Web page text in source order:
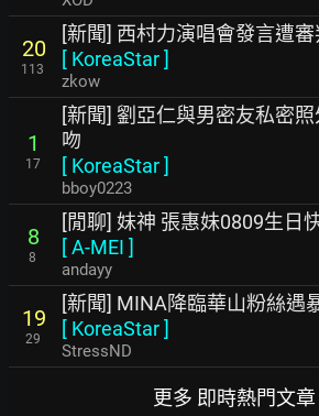
20
113
[新聞] 西村力演唱會發言遭審
[ KoreaStar]
zkow
1
17
[新聞] 劉亞仁與男密友私密
吻
[ KoreaStar]
bboy0223
8
8
[閒聊] 妹神 張惠妹0809生日
[A-MEI ]
andayy
19
29
[新聞] MINA降臨華山粉絲遇
[ KoreaStar]
StressND
更多 即時熱門文章